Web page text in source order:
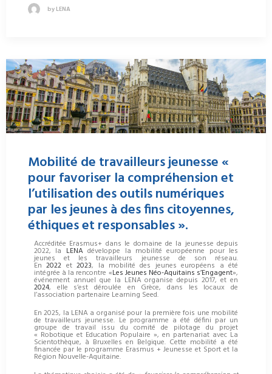
by LENA
Mobilité de travailleurs jeunesse «
pour favoriser la compréhension et
l’utilisation des outils numériques
par les jeunes à des fins citoyennes,
éthiques et responsables ».
Accréditée Erasmus+ dans le domaine de la jeunesse depuis
2022, la LENAdéveloppe la mobilité européenne pour les
jeunes et les travailleurs jeunesse de son réseau.
En 2022 et2023, la mobilité des jeunes européens a été
intégrée à la rencontre «Les Jeunes Néo-Aquitains s’Engagent»,
événement annuel que la LENA organise depuis 2017, et en
2024, elle s’est déroulée en Grèce, dans les locaux de
l’association partenaire Learning Seed.
En 2025, la LENA a organisé pour la première fois une mobilité
de travailleurs jeunesse. Le programme a été défini par un
groupe de travail issu du comité de pilotage du projet
« Robotique et Education Populaire », en partenariat avec La
Scientothèque, à Bruxelles en Belgique. Cette mobilité a été
financée par le programme Erasmus + Jeunesse et Sport et la
Région Nouvelle-Aquitaine.